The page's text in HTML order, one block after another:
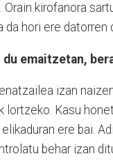
kirofanora
da hori ere
emaitzetan,
izan
Kasu
ere bai.
behar izan